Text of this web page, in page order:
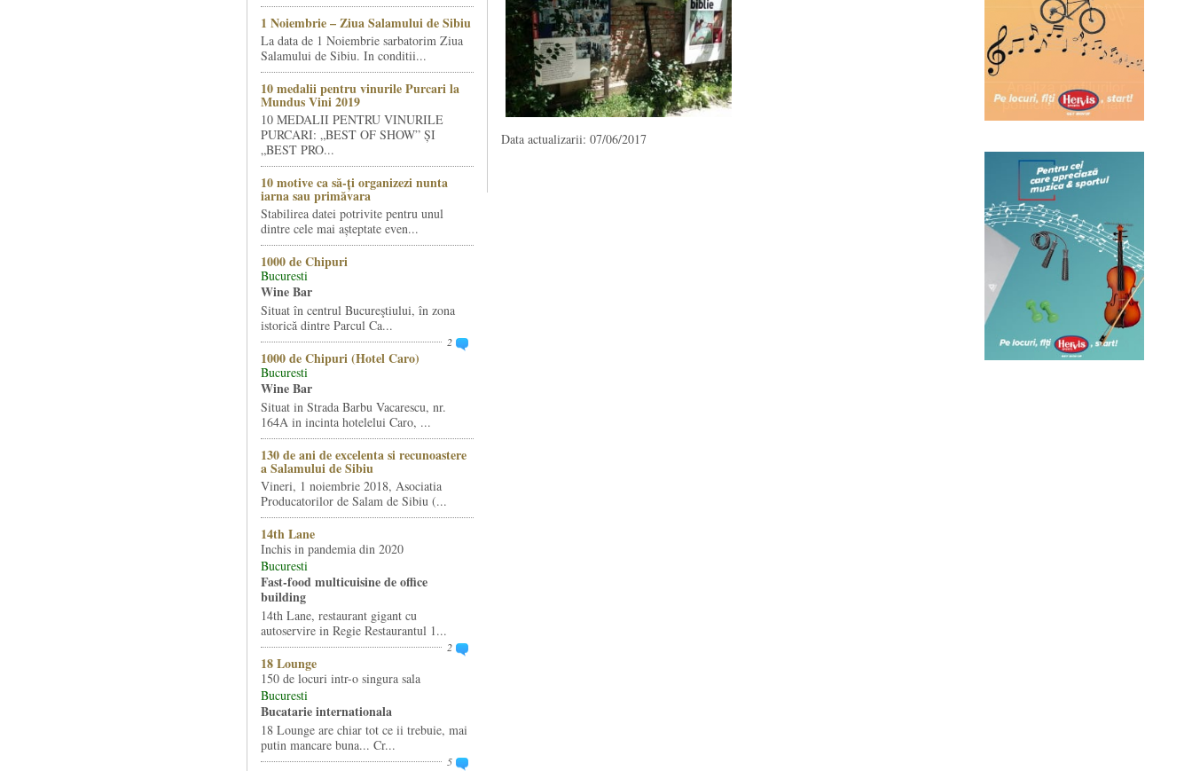
1 Noiembrie – Ziua Salamului de Sibiu
La data de 1 Noiembrie sarbatorim Ziua
Salamului de Sibiu. In conditii...
10 medalii pentru vinurile Purcari la
Mundus Vini 2019
10 MEDALII PENTRU VINURILE
PURCARI: „BEST OF SHOW” ȘI
„BEST PRO...
10 motive ca să-ți organizezi nunta
iarna sau primăvara
Stabilirea datei potrivite pentru unul
dintre cele mai așteptate even...
1000 de Chipuri
Bucuresti
Wine Bar
Situat în centrul Bucureştiului, în zona
istorică dintre Parcul Ca...
2
1000 de Chipuri (Hotel Caro)
Bucuresti
Wine Bar
Situat in Strada Barbu Vacarescu, nr.
164A in incinta hotelelui Caro, ...
130 de ani de excelenta si recunoastere
a Salamului de Sibiu
Vineri, 1 noiembrie 2018, Asociatia
Producatorilor de Salam de Sibiu (...
14th Lane
Inchis in pandemia din 2020
Bucuresti
Fast-food multicuisine de office
building
14th Lane, restaurant gigant cu
autoservire in Regie Restaurantul 1...
2
18 Lounge
150 de locuri intr-o singura sala
Bucuresti
Bucatarie internationala
18 Lounge are chiar tot ce ii trebuie, mai
putin mancare buna... Cr...
5
Data actualizarii: 07/06/2017